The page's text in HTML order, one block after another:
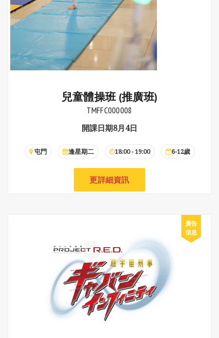
兒童體操班 (推廣班)
TMFFC000008
開課日期8月4日
屯門 逢星期二 18:00 - 19:00 6-12歲
更詳細資訊